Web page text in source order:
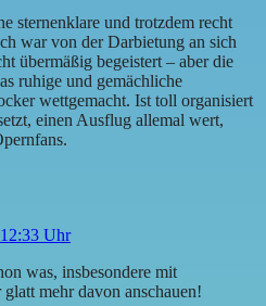
sternenklare und trotzdem recht
war von der Darbietung an sich
übermäßig begeistert – aber die
ruhige und gemächliche
wettgemacht. Ist toll organisiert
einen Ausflug allemal wert,
Uhr
was, insbesondere mit
mehr davon anschauen!